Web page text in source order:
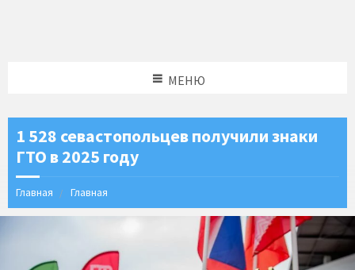
МЕНЮ
1 528 севастопольцев получили знаки
ГТО в 2025 году
Главная Главная